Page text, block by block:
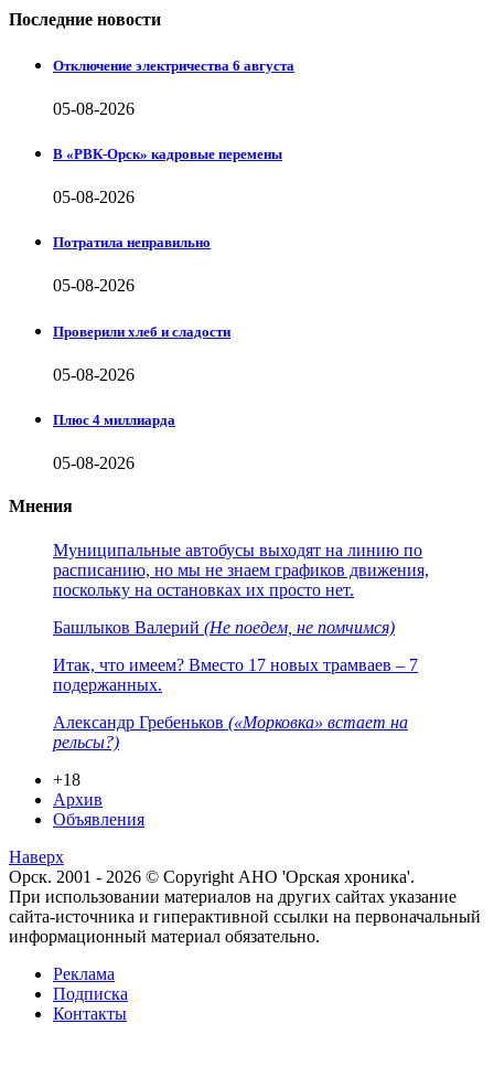
Последние новости
Отключение электричества 6 августа
05-08-2026
В «РВК-Орск» кадровые перемены
05-08-2026
Потратила неправильно
05-08-2026
Проверили хлеб и сладости
05-08-2026
Плюс 4 миллиарда
05-08-2026
Мнения
Муниципальные автобусы выходят на линию по
расписанию, но мы не знаем графиков движения,
поскольку на остановках их просто нет.
Башлыков Валерий (Не поедем, не помчимся)
Итак, что имеем? Вместо 17 новых трамваев – 7
подержанных.
Александр Гребеньков («Морковка» встает на
рельсы?)
+18
Архив
Объявления
Наверх
Орск. 2001 - 2026 © Copyright АНО 'Орская хроника'.
При использовании материалов на других сайтах указание
сайта-источника и гиперактивной ссылки на первоначальный
информационный материал обязательно.
Реклама
Подписка
Контакты